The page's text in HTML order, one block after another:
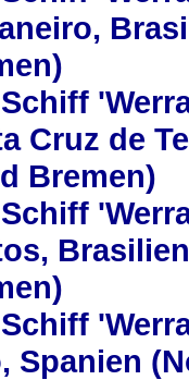
Cruz de
Bremen)
Spanien